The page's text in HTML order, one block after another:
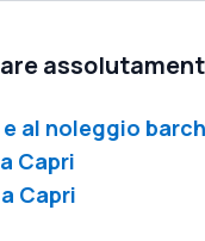
al noleggio
Capri
Capri